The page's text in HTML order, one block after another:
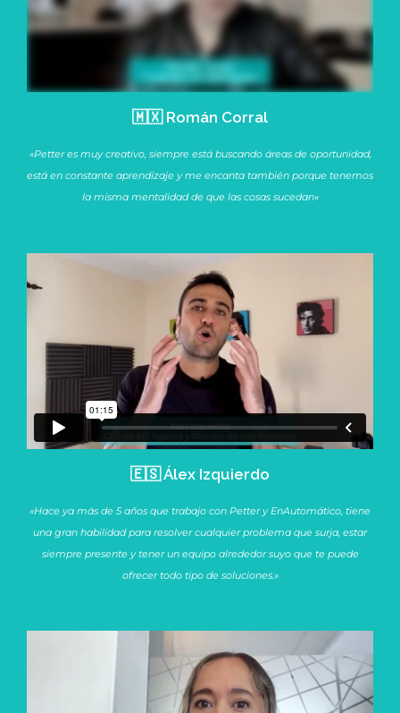
🇲🇽 Román Corral
«Petter es muy creativo, siempre está buscando áreas de oportunidad,
está en constante aprendizaje y me encanta también porque tenemos
la misma mentalidad de que las cosas sucedan«
🇪🇸 Álex Izquierdo
«Hace ya más de 5 años que trabajo con Petter y EnAutomático, tiene
una gran habilidad para resolver cualquier problema que surja, estar
siempre presente y tener un equipo alrededor suyo que te puede
ofrecer todo tipo de soluciones.»